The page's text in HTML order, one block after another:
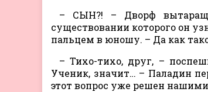
– СЫН?! – Дворф
существовании которого он
пальцем в юношу. – Да как
– Тихо-тихо, друг, –
Ученик, значит… – Паладин
этот вопрос уже решен